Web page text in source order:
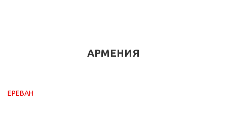
АРМЕНИЯ
ЕРЕВАН